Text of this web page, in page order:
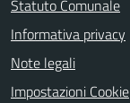
Statuto Comunale
Informativa privacy
Note legali
Impostazioni Cookie